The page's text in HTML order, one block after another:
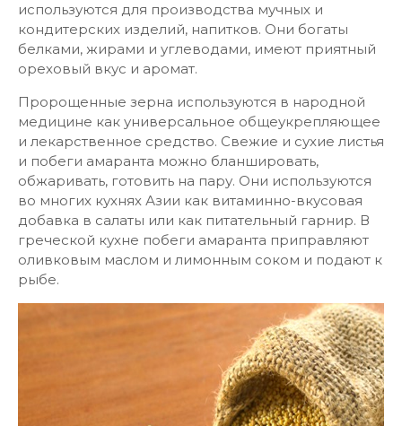
используются для производства мучных и
кондитерских изделий, напитков. Они богаты
белками, жирами и углеводами, имеют приятный
ореховый вкус и аромат.
Пророщенные зерна используются в народной
медицине как универсальное общеукрепляющее
и лекарственное средство. Свежие и сухие листья
и побеги амаранта можно бланшировать,
обжаривать, готовить на пару. Они используются
во многих кухнях Азии как витаминно-вкусовая
добавка в салаты или как питательный гарнир. В
греческой кухне побеги амаранта приправляют
оливковым маслом и лимонным соком и подают к
рыбе.